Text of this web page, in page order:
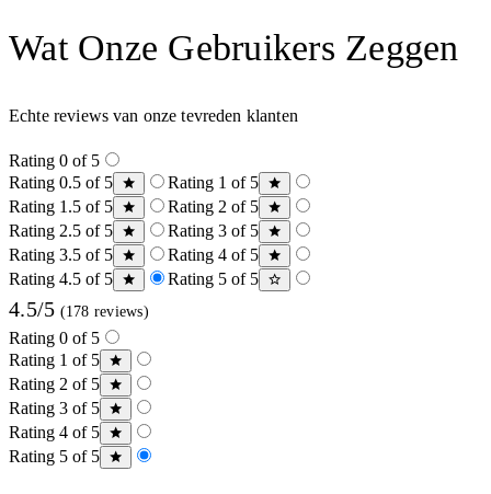
Wat Onze Gebruikers Zeggen
Echte reviews van onze tevreden klanten
Rating 0 of 5
Rating 0.5 of 5
Rating 1 of 5
Rating 1.5 of 5
Rating 2 of 5
Rating 2.5 of 5
Rating 3 of 5
Rating 3.5 of 5
Rating 4 of 5
Rating 4.5 of 5
Rating 5 of 5
4.5/5 (178 reviews)
Rating 0 of 5
Rating 1 of 5
Rating 2 of 5
Rating 3 of 5
Rating 4 of 5
Rating 5 of 5